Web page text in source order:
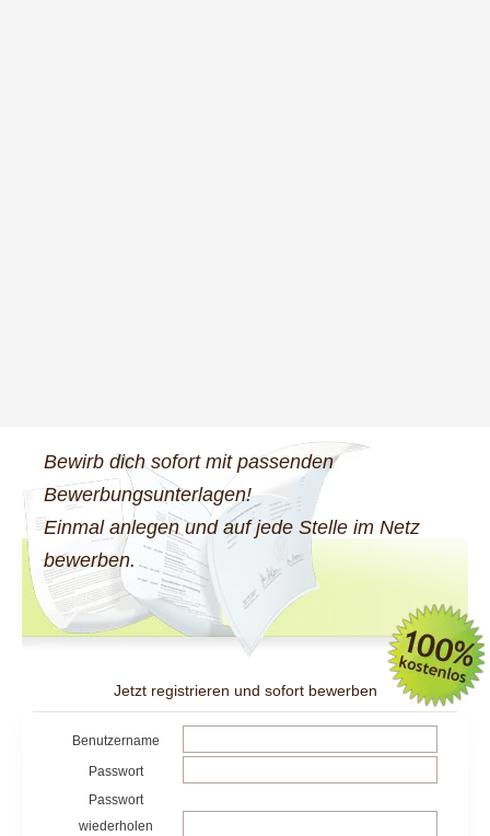
Bewirb dich sofort mit passenden
Bewerbungsunterlagen!
Einmal anlegen und auf jede Stelle im Netz
bewerben.
Jetzt registrieren und sofort bewerben
Benutzername
Passwort
Passwort
wiederholen